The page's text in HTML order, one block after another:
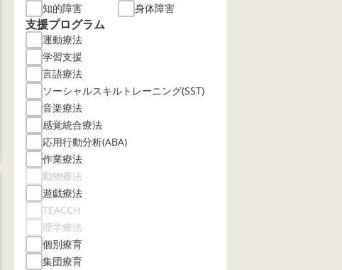
知的障害
身体障害
支援プログラム
運動療法
学習支援
言語療法
ソーシャルスキルトレーニング(SST)
音楽療法
感覚統合療法
応用行動分析(ABA)
作業療法
動物療法
遊戯療法
TEACCH
理学療法
個別療育
集団療育